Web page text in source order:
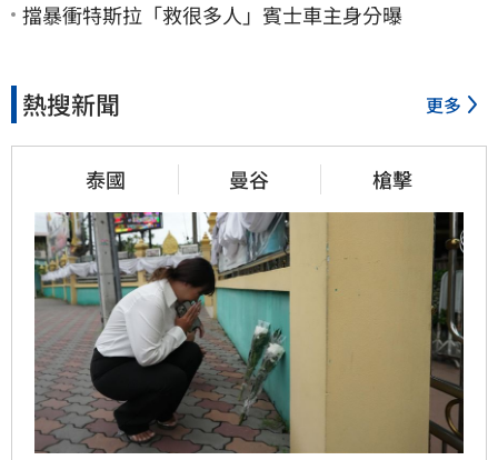
擋暴衝特斯拉「救很多人」賓士車主身分曝
熱搜新聞 更多
泰國 曼谷 槍擊